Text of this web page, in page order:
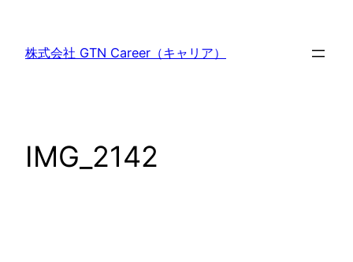
株式会社 GTN Career（キャリア）
IMG_2142